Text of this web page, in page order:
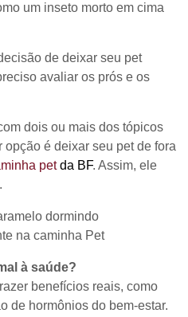
um inseto morto em cima
de deixar seu pet
avaliar os prós e os
dois ou mais dos tópicos
é deixar seu pet de fora
pet da BF. Assim, ele
à saúde?
benefícios reais, como
de hormônios do bem-estar.